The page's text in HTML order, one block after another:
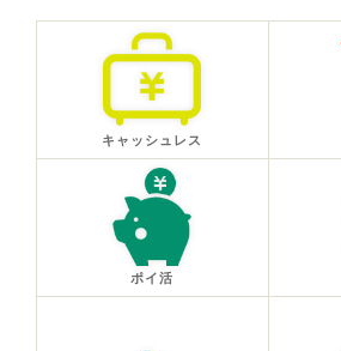
キャッシュレス
ポイ活